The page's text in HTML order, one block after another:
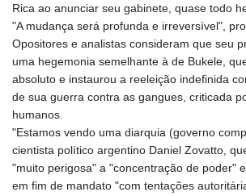
Rica ao anunciar seu gabinete, quase todo
"A mudança será profunda e irreversível",
Opositores e analistas consideram que seu
uma hegemonia semelhante à de Bukele,
absoluto e instaurou a reeleição indefinida
de sua guerra contra as gangues, criticada
humanos.
"Estamos vendo uma diarquia (governo
cientista político argentino Daniel Zovatto,
"muito perigosa" a "concentração de poder"
em fim de mandato "com tentações